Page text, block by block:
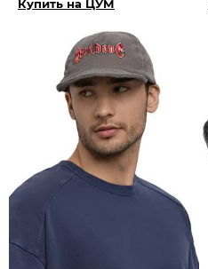
Купить на ЦУМ